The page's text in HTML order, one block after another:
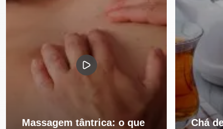
Massagem tântrica: o que
Chá